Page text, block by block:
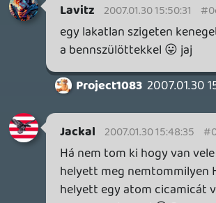
lenne.:D
fohosunk Berenyi Dzsojsztik/baratoknak
csak Dzson/,sikeresen veszi e a buktatokat
a poligontengerben,vajon sikerul e 60as
szintu ultrageeke valnia ezzel
megvalositva gyerekori almat,vagy
senkinek,akinek van elete,es a falhoz
bassza a joyt ha nunit lat?":) Stay Toon.
csomi 2007.01.30 11:44:13
Guardian Hero 2007.01.30 14:10:10 #0oxok